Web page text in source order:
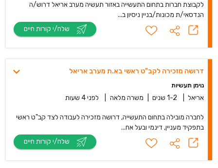
לקבוצת חברות בתחום התעשייה באזור תעשיה מערב אריאל דרוש/ה
הנדסאי/ת מכונות/בניין ניסיון ב...
דרושה מזכירה לקב"ט ראשי בא.ת מערב אריאל
נוימן תעשיות
אריאל 1-2 שנים משרה מלאה לפני 4 שעות
לחברה מובילה בתחום התעשייה, דרושה מזכירה לעבודה לצד קב"ט ראשי
בתפקיד מעניין, דינמי ובעל אח...